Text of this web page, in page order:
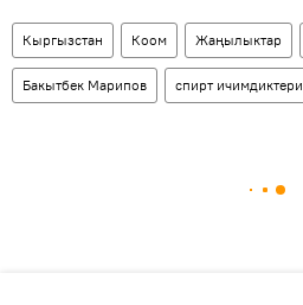
Кыргызстан Коом Жаңылыктар
Бакытбек Марипов спирт ичимдиктери